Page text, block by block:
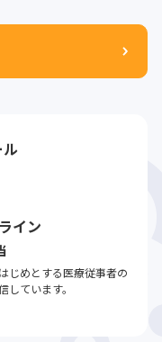
イン
じめとする医療従事者の
ています。